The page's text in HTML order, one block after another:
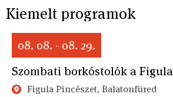
Kiemelt programok
08. 08. - 08. 29.
Szombati borkóstolók a
Figula Pincészet, Balatonfüred